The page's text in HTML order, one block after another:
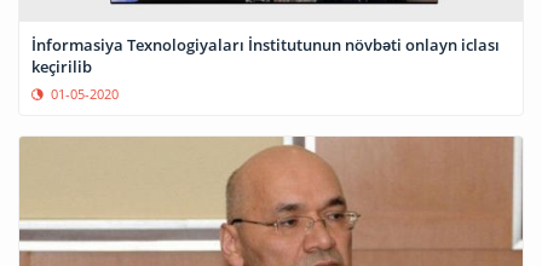
İnformasiya Texnologiyaları İnstitutunun növbəti onlayn iclası
keçirilib
01-05-2020